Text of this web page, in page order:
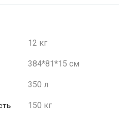
12 кг
384*81*15 см
350 л
150 кг